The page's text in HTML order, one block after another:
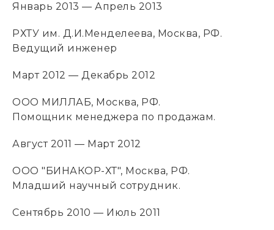
Январь 2013 — Апрель 2013
РХТУ им. Д.И.Менделеева, Москва, РФ.
Ведущий инженер
Март 2012 — Декабрь 2012
ООО МИЛЛАБ, Москва, РФ.
Помощник менеджера по продажам.
Август 2011 — Март 2012
ООО "БИНАКОР-ХТ", Москва, РФ.
Младший научный сотрудник.
Сентябрь 2010 — Июль 2011